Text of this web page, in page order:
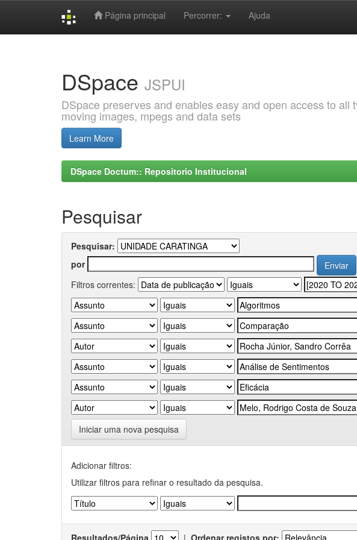
Página principal Percorrer: Ajuda
DSpace JSPUI
DSpace preserves and enables easy and open access to
moving images, mpegs and data sets
Learn More
DSpace Doctum:: Repositorio Institucional
Pesquisar
Pesquisar:
por
Filtros correntes:
Iniciar uma nova pesquisa
Adicionar filtros:
Utilizar filtros para refinar o resultado da pesquisa.
Resultados/Página | Ordenar registos por: